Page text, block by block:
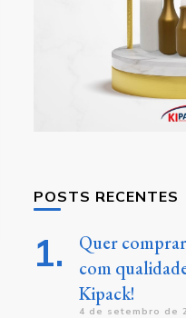
POSTS RECENTES
Quer
com
Kipack!
4 de setembro de